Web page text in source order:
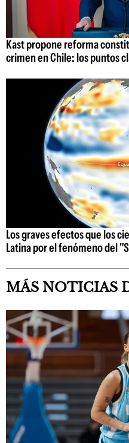
Kast propone reforma
crimen en Chile: los puntos
Los graves efectos que los
Latina por el fenómeno del
MÁS NOTICIAS